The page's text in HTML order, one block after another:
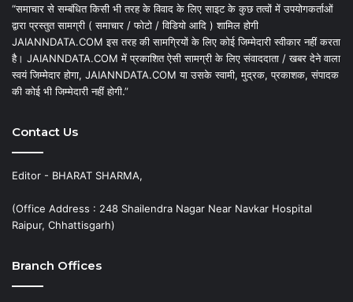
“समाचार से सम्बंधित किसी भी तरह के विवाद के लिए साइट के कुछ तत्वों में उपयोगकर्ताओं
द्वारा प्रस्तुत सामग्री ( समाचार / फोटो / विडियो आदि ) शामिल होगी
JAIANNDATA.COM इस तरह की सामग्रियों के लिए कोई जिम्मेदारी स्वीकार नहीं करता
है। JAIANNDATA.COM में प्रकाशित ऐसी सामग्री के लिए संवाददाता / खबर देने वाला
स्वयं जिम्मेदार होगा, JAIANNDATA.COM या उसके स्वामी, मुद्रक, प्रकाशक, संपादक
की कोई भी जिम्मेदारी नहीं होगी.”
Contact Us
Editor - BHARAT SHARMA,
(Office Address : 248 Shailendra Nagar Near Navkar Hospital
Raipur, Chhattisgarh)
Branch Offices